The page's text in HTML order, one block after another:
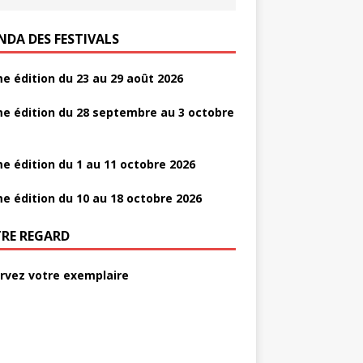
DES FESTIVALS
édition du 23 au 29 août 2026
édition du 28 septembre au 3 octobre
édition du 1 au 11 octobre 2026
édition du 10 au 18 octobre 2026
REGARD
votre exemplaire